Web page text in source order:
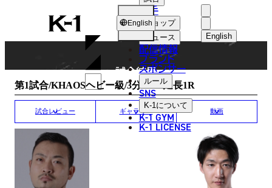
K-
1
English
한국어
中文（简体
中文（繁體
選手
ショップ
ニュース
配信情報
ブランド
スポンサー
ルール
SNS
K-1について
K-1 GYM
K-1 LICENSE
English
MATCH RESULT
試合結果
第1試合/KHAOSヘビー級/3分3R・延長1R
試合レビュー ギャラリー 動画